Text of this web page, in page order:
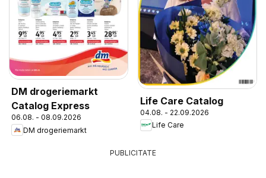
DM drogeriemarkt
Catalog Express
06.08. - 08.09.2026
DM drogeriemarkt
Life Care Catalog
04.08. - 22.09.2026
Life Care
PUBLICITATE